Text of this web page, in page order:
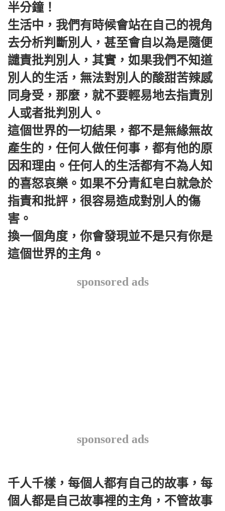
半分鐘！
生活中，我們有時候會站在自己的視角
去分析判斷別人，甚至會自以為是隨便
譴責批判別人，其實，如果我們不知道
別人的生活，無法對別人的酸甜苦辣感
同身受，那麼，就不要輕易地去指責別
人或者批判別人。
這個世界的一切結果，都不是無緣無故
產生的，任何人做任何事，都有他的原
因和理由。任何人的生活都有不為人知
的喜怒哀樂。如果不分青紅皂白就急於
指責和批評，很容易造成對別人的傷
害。
換一個角度，你會發現並不是只有你是
這個世界的主角。
sponsored ads
sponsored ads
千人千樣，每個人都有自己的故事，每
個人都是自己故事裡的主角，不管故事